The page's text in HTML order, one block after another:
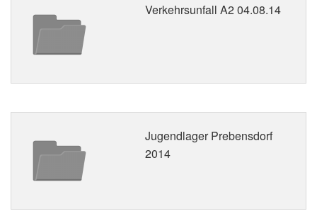
Verkehrsunfall A2 04.08.14
Jugendlager Prebensdorf
2014